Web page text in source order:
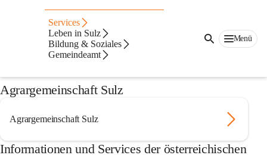
Services
Leben in Sulz
Bildung & Soziales
Gemeindeamt
Menü
Nützliche
Informationen
Agrargemeinschaft Sulz
Agrargemeinschaft Sulz
Informationen und Services der österreichischen